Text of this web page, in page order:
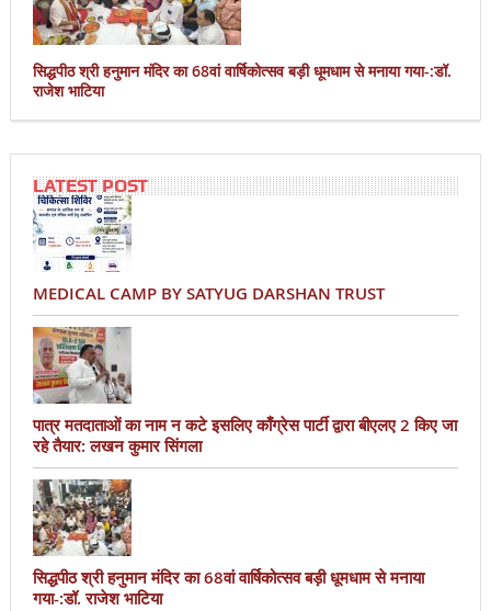
सिद्धपीठ श्री हनुमान मंदिर का 68वां वार्षिकोत्सव बड़ी धूमधाम से मनाया गया-:डॉ.
राजेश भाटिया
LATEST POST
MEDICAL CAMP BY SATYUG DARSHAN TRUST
पात्र मतदाताओं का नाम न कटे इसलिए काँग्रेस पार्टी द्वारा बीएलए 2 किए जा
रहे तैयार: लखन कुमार सिंगला
सिद्धपीठ श्री हनुमान मंदिर का 68वां वार्षिकोत्सव बड़ी धूमधाम से मनाया
गया-:डॉ. राजेश भाटिया